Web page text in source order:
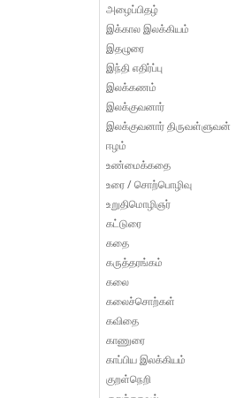
அழைப்பிதழ்
இக்கால இலக்கியம்
இதழுரை
இந்தி எதிர்ப்பு
இலக்கணம்
இலக்குவனார்
இலக்குவனார் திருவள்ளுவன்
ஈழம்
உண்மைக்கதை
உரை / சொற்பொழிவு
உறுதிமொழிஞர்
கட்டுரை
கதை
கருத்தரங்கம்
கலை
கலைச்சொற்கள்
கவிதை
காணுரை
காப்பிய இலக்கியம்
குறள்நெறி